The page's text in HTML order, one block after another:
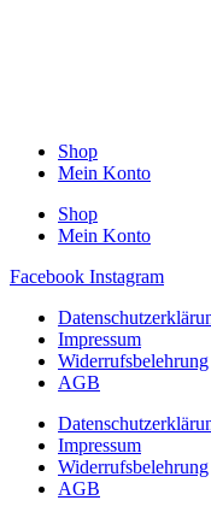
Shop
Mein Konto
Shop
Mein Konto
Facebook Instagram
Impressum
Widerrufsbelehrung
AGB
Impressum
Widerrufsbelehrung
AGB